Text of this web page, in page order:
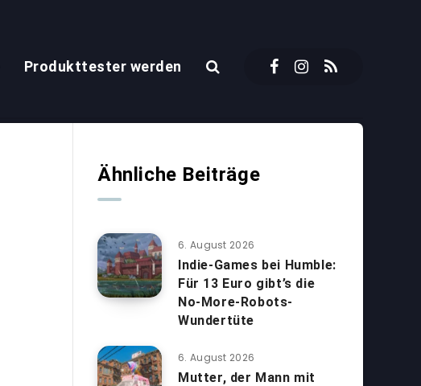
Produkttester werden
Ähnliche Beiträge
6. August 2026
Indie-Games bei Humble:
Für 13 Euro gibt’s die
No-More-Robots-
Wundertüte
6. August 2026
Mutter, der Mann mit